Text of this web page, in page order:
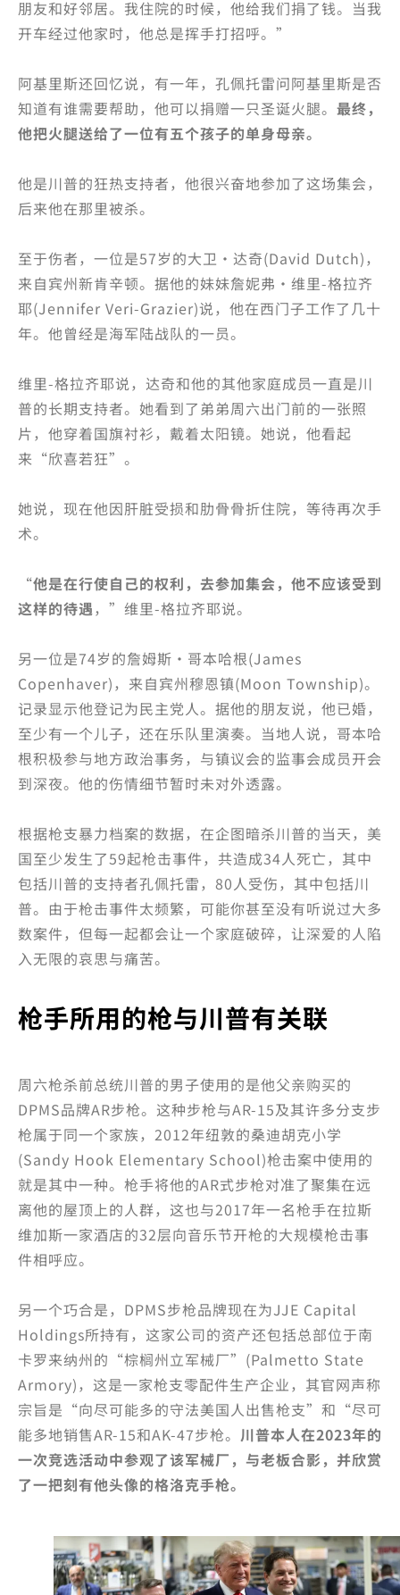
朋友和好邻居。我住院的时候，他给我们捐了钱。当我
开车经过他家时，他总是挥手打招呼。”
阿基里斯还回忆说，有一年，孔佩托雷问阿基里斯是否
知道有谁需要帮助，他可以捐赠一只圣诞火腿。 最终，
他把火腿送给了一位有五个孩子的单身母亲。
他是川普的狂热支持者，他很兴奋地参加了这场集会，
后来他在那里被杀。
至于伤者，一位是57岁的大卫·达奇(David Dutch)，
来自宾州新肯辛顿。据他的妹妹詹妮弗·维里-格拉齐
耶(Jennifer Veri-Grazier)说，他在西门子工作了几十
年。他曾经是海军陆战队的一员。
维里-格拉齐耶说，达奇和他的其他家庭成员一直是川
普的长期支持者。她看到了弟弟周六出门前的一张照
片，他穿着国旗衬衫，戴着太阳镜。她说，他看起
来“欣喜若狂”。
她说，现在他因肝脏受损和肋骨骨折住院，等待再次手
术。
“他是在行使自己的权利，去参加集会，他不应该受到
这样的待遇，”维里-格拉齐耶说。
另一位是74岁的詹姆斯·哥本哈根(James
Copenhaver)，来自宾州穆恩镇(Moon Township)。
记录显示他登记为民主党人。据他的朋友说，他已婚，
至少有一个儿子，还在乐队里演奏。当地人说，哥本哈
根积极参与地方政治事务，与镇议会的监事会成员开会
到深夜。他的伤情细节暂时未对外透露。
根据枪支暴力档案的数据，在企图暗杀川普的当天，美
国至少发生了59起枪击事件，共造成34人死亡，其中
包括川普的支持者孔佩托雷，80人受伤，其中包括川
普。由于枪击事件太频繁，可能你甚至没有听说过大多
数案件，但每一起都会让一个家庭破碎，让深爱的人陷
入无限的哀思与痛苦。
枪手所用的枪与川普有关联
周六枪杀前总统川普的男子使用的是他父亲购买的
DPMS品牌AR步枪。这种步枪与AR-15及其许多分支步
枪属于同一个家族，2012年纽敦的桑迪胡克小学
(Sandy Hook Elementary School)枪击案中使用的
就是其中一种。枪手将他的AR式步枪对准了聚集在远
离他的屋顶上的人群，这也与2017年一名枪手在拉斯
维加斯一家酒店的32层向音乐节开枪的大规模枪击事
件相呼应。
另一个巧合是，DPMS步枪品牌现在为JJE Capital
Holdings所持有，这家公司的资产还包括总部位于南
卡罗来纳州的“棕榈州立军械厂”(Palmetto State
Armory)，这是一家枪支零配件生产企业，其官网声称
宗旨是“向尽可能多的守法美国人出售枪支”和“尽可
能多地销售AR-15和AK-47步枪。 川普本人在2023年的
一次竞选活动中参观了该军械厂，与老板合影，并欣赏
了一把刻有他头像的格洛克手枪。